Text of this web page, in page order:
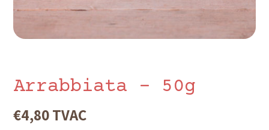
Arrabbiata – 50g
€4,80TVAC